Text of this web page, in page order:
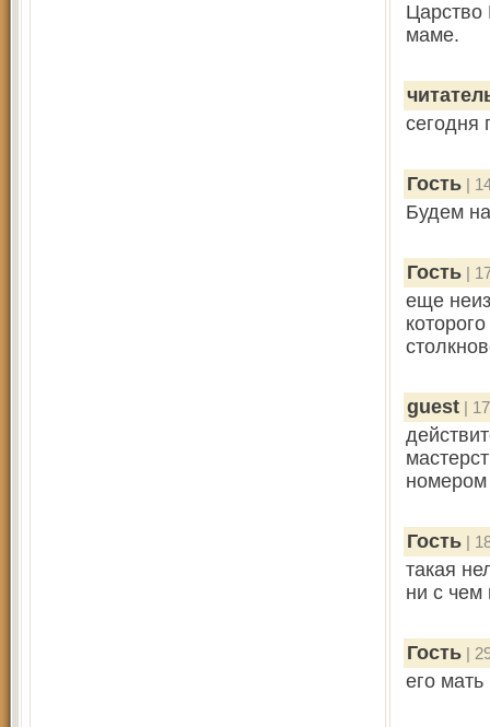
Царство
маме.
сегодня
Гость |
Будем
Гость |
еще
guest |
Гость |
такая
ни с чем
Гость |
его